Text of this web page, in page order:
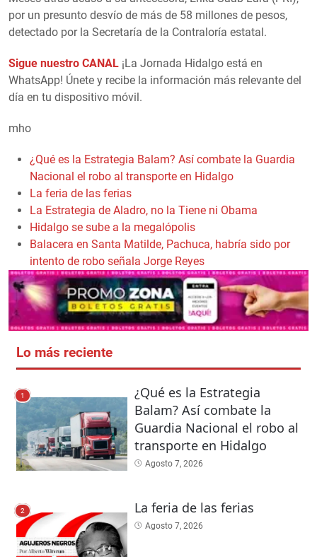
por un presunto desvío de más de 58 millones de pesos,
detectado por la Secretaría de la Contraloría estatal.
Sigue nuestro CANAL ¡La Jornada Hidalgo está en
WhatsApp! Únete y recibe la información más relevante del
día en tu dispositivo móvil.
mho
¿Qué es la Estrategia Balam? Así combate la Guardia
Nacional el robo al transporte en Hidalgo
La feria de las ferias
La Estrategia de Aladro, no la Tiene ni Obama
Hidalgo se sube a la megalópolis
Balacera en Santa Matilde, Pachuca, habría sido por
intento de robo señala Jorge Reyes
Lo más reciente
1
¿Qué es la Estrategia
Balam? Así combate la
Guardia Nacional el robo al
transporte en Hidalgo
Agosto 7, 2026
2 La feria de las ferias
Agosto 7, 2026